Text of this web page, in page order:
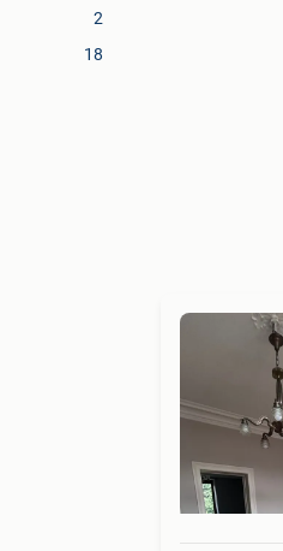
2
18